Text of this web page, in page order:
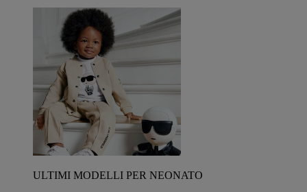
ULTIMI MODELLI PER NEONATO